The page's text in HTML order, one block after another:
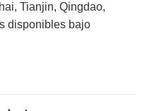
Tianjin, Qingdao,
disponibles bajo